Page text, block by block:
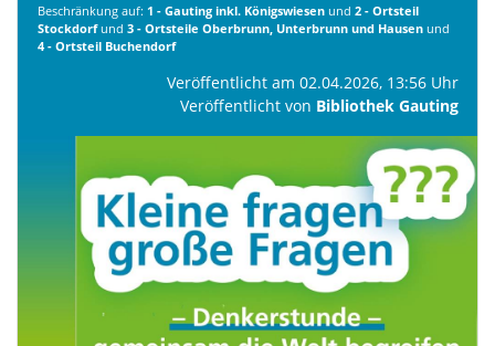
Beschränkung auf: 1 - Gauting inkl. Königswiesen und 2 - Ortsteil
Stockdorf und 3 - Ortsteile Oberbrunn, Unterbrunn und Hausen und
4 - Ortsteil Buchendorf
Veröffentlicht am 02.04.2026, 13:56 Uhr
Veröffentlicht von Bibliothek Gauting